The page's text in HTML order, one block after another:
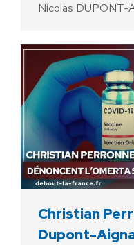
Nicolas DUPONT-
Christian
Dupont-